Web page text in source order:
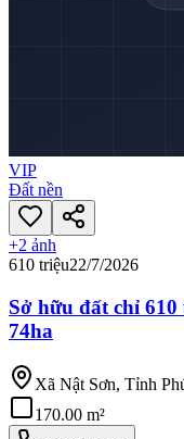
VIP
Đất nền
+2 ảnh
610 triệu22/7/2026
Sở hữu đất chỉ
74ha
Xã Nật Sơn, Tỉnh
170.00 m²